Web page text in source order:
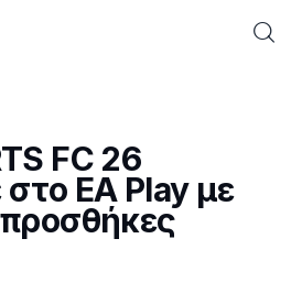
FC 26
EA Play με